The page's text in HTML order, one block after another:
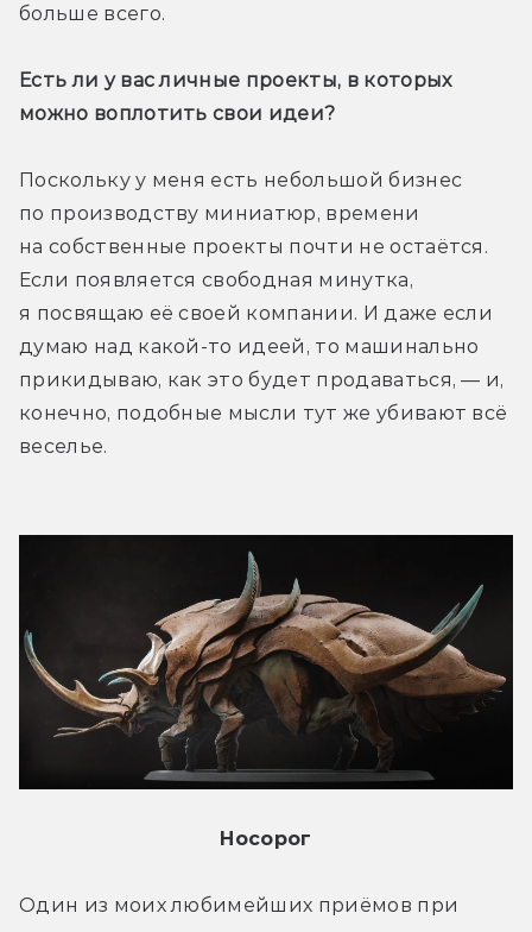
больше всего.
Есть ли у вас личные проекты, в которых
можно воплотить свои идеи?
Поскольку у меня есть небольшой бизнес
по производству миниатюр, времени
на собственные проекты почти не остаётся.
Если появляется свободная минутка,
я посвящаю её своей компании. И даже если
думаю над какой-то идеей, то машинально
прикидываю, как это будет продаваться, — и,
конечно, подобные мысли тут же убивают всё
веселье.
Носорог
Один из моих любимейших приёмов при